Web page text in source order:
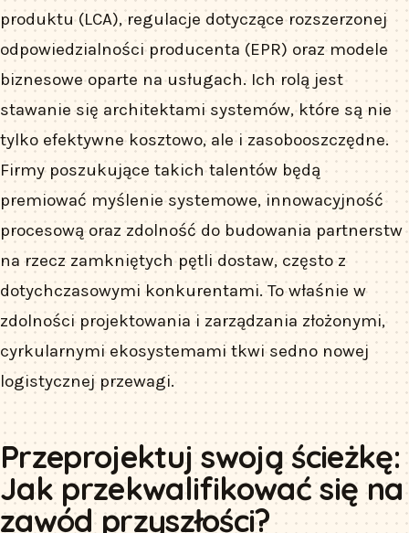
produktu (LCA), regulacje dotyczące rozszerzonej
odpowiedzialności producenta (EPR) oraz modele
biznesowe oparte na usługach. Ich rolą jest
stawanie się architektami systemów, które są nie
tylko efektywne kosztowo, ale i zasobooszczędne.
Firmy poszukujące takich talentów będą
premiować myślenie systemowe, innowacyjność
procesową oraz zdolność do budowania partnerstw
na rzecz zamkniętych pętli dostaw, często z
dotychczasowymi konkurentami. To właśnie w
zdolności projektowania i zarządzania złożonymi,
cyrkularnymi ekosystemami tkwi sedno nowej
logistycznej przewagi.
Przeprojektuj swoją ścieżkę:
Jak przekwalifikować się na
zawód przyszłości?